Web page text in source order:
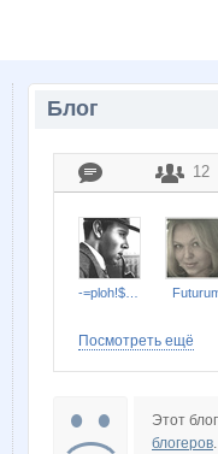
Блог
12
Посмотреть ещё
Этот
блогеров.